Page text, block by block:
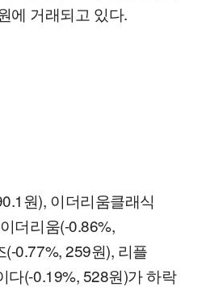
에 거래되고 있다.
원), 이더리움클래식
더리움(-0.86%,
0.77%, 259원), 리플
다(-0.19%, 528원)가 하락